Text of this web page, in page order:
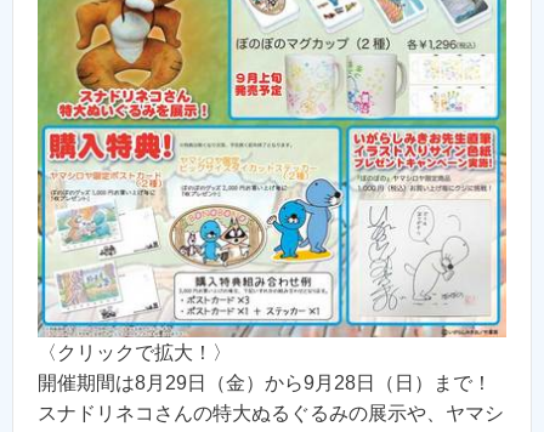
〈クリックで拡大！〉
開催期間は8月29日（金）から9月28日（日）まで！
スナドリネコさんの特大ぬるぐるみの展示や、ヤマシ